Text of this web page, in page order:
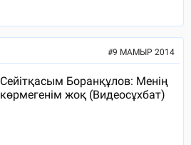
#9 МАМЫР 2014
Сейітқасым Боранқұлов: Менің
көрмегенім жоқ (Видеосұхбат)